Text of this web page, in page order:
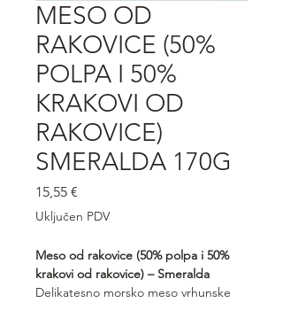
MESO OD
RAKOVICE (50%
POLPA I 50%
KRAKOVI OD
RAKOVICE)
SMERALDA 170G
15,55 €
Uključen PDV
Meso od rakovice (50% polpa i 50%
krakovi od rakovice) – Smeralda
Delikatesno morsko meso vrhunske